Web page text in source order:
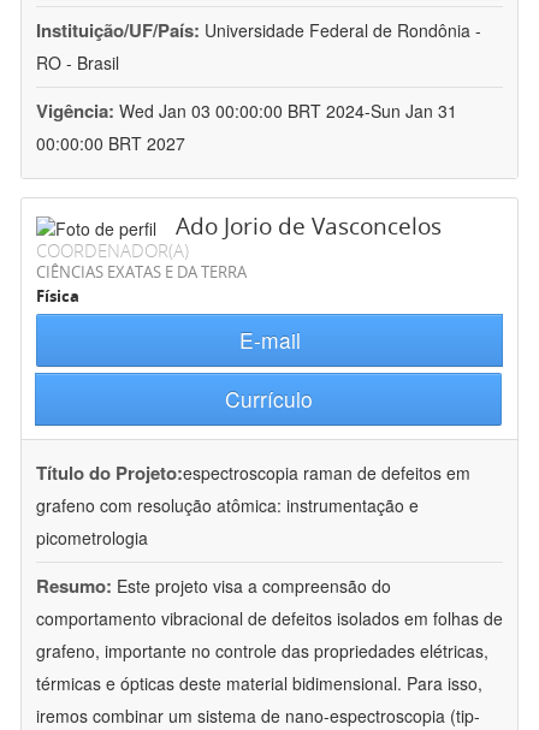
Instituição/UF/País: Universidade Federal de Rondônia -
RO - Brasil
Vigência: Wed Jan 03 00:00:00 BRT 2024-Sun Jan 31
00:00:00 BRT 2027
Ado Jorio de Vasconcelos
COORDENADOR(A)
CIÊNCIAS EXATAS E DA TERRA
Física
E-mail
Currículo
Título do Projeto:espectroscopia raman de defeitos em
grafeno com resolução atômica: instrumentação e
picometrologia
Resumo: Este projeto visa a compreensão do
comportamento vibracional de defeitos isolados em folhas de
grafeno, importante no controle das propriedades elétricas,
térmicas e ópticas deste material bidimensional. Para isso,
iremos combinar um sistema de nano-espectroscopia (tip-